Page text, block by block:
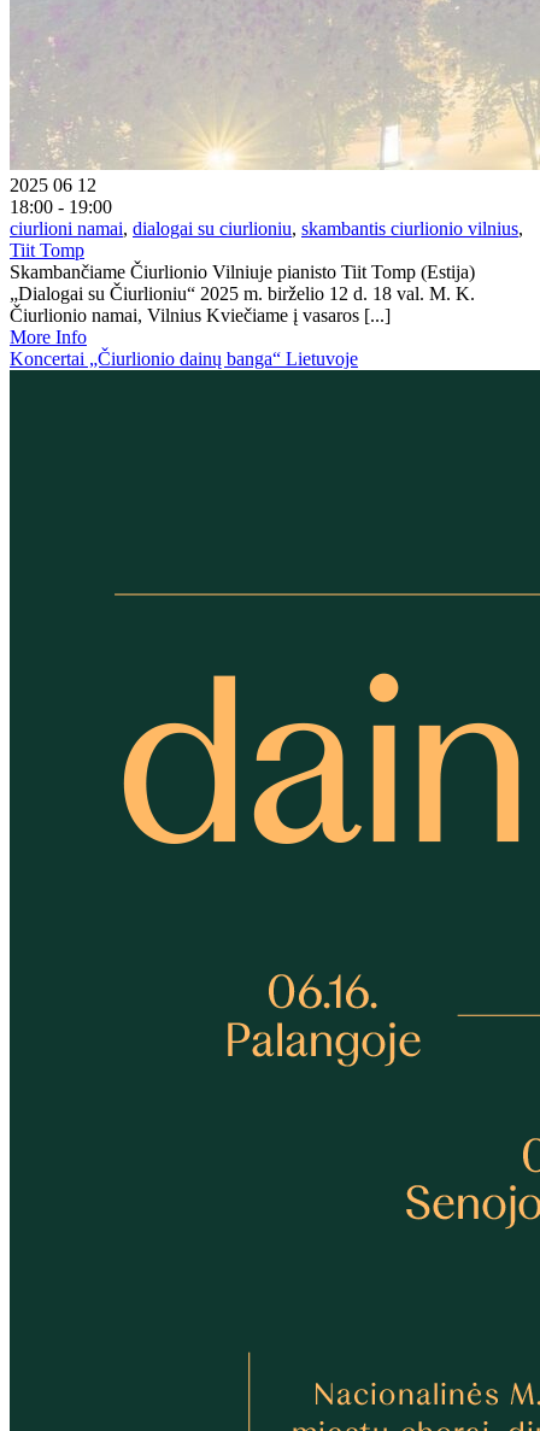
2025 06 12
18:00 - 19:00
ciurlioni namai, dialogai su ciurlioniu, skambantis ciurlionio vilnius,
Tiit Tomp
Skambančiame Čiurlionio Vilniuje pianisto Tiit Tomp (Estija)
„Dialogai su Čiurlioniu“ 2025 m. birželio 12 d. 18 val. M. K.
Čiurlionio namai, Vilnius Kviečiame į vasaros [...]
More Info
Koncertai „Čiurlionio dainų banga“ Lietuvoje